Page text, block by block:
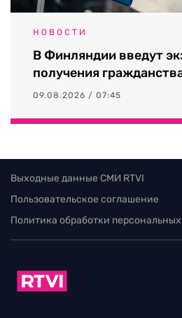
НОВОСТИ
В Финляндии введут
получения
09.08.2026 / 07:45
Выходные данные СМИ RTVI
Пользовательское соглашение
Политика обработки